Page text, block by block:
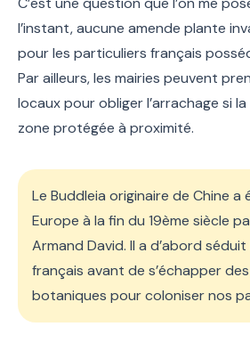
l’instant, aucune amende plante
pour les particuliers français
Par ailleurs, les mairies peuvent
locaux pour obliger l’arrachage si
zone protégée à proximité.
Le Buddleia originaire de Chine
Europe à la fin du 19ème siècle
Armand David. Il a d’abord
français avant de s’échapper
botaniques pour coloniser nos